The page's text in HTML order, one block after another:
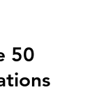
50